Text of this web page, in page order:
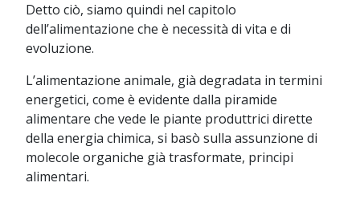
Detto ciò, siamo quindi nel capitolo
dell’alimentazione che è necessità di vita e di
evoluzione.
L’alimentazione animale, già degradata in termini
energetici, come è evidente dalla piramide
alimentare che vede le piante produttrici dirette
della energia chimica, si basò sulla assunzione di
molecole organiche già trasformate, principi
alimentari.